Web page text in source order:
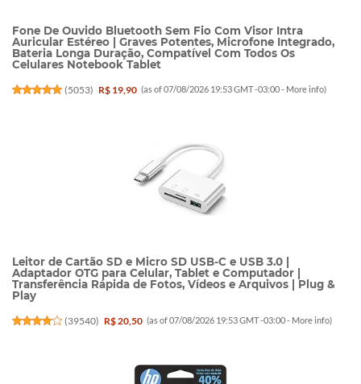
Fone De Ouvido Bluetooth Sem Fio Com Visor Intra
Auricular Estéreo | Graves Potentes, Microfone Integrado,
Bateria Longa Duração, Compatível Com Todos Os
Celulares Notebook Tablet
(5053) R$ 19,90 (as of 07/08/2026 19:53 GMT -03:00 - More info)
Leitor de Cartão SD e Micro SD USB-C e USB 3.0 |
Adaptador OTG para Celular, Tablet e Computador |
Transferência Rápida de Fotos, Vídeos e Arquivos | Plug &
Play
(39540) R$ 20,50 (as of 07/08/2026 19:53 GMT -03:00 - More info)